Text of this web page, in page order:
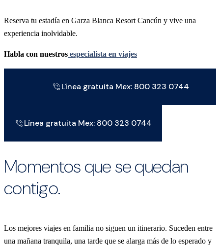
Reserva tu estadía en Garza Blanca Resort Cancún y vive una
experiencia inolvidable.
Habla con nuestros especialista en viajes
Línea gratuita Mex: 800 323 0744
Línea gratuita Mex: 800 323 0744
Momentos que se quedan
contigo.
Los mejores viajes en familia no siguen un itinerario. Suceden entre
una mañana tranquila, una tarde que se alarga más de lo esperado y